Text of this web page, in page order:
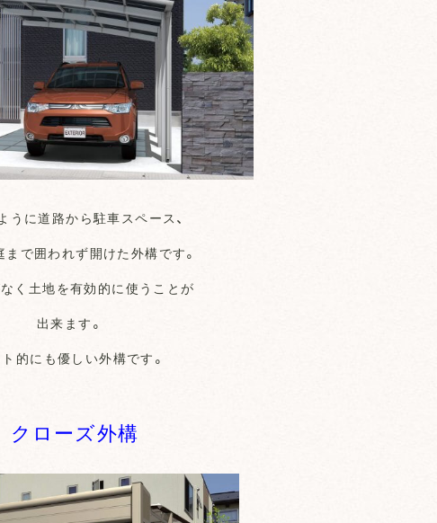
うに道路から駐車スペース、
まで囲われず開けた外構です。
く土地を有効的に使うことが
出来ます。
的にも優しい外構です。
クローズ外構